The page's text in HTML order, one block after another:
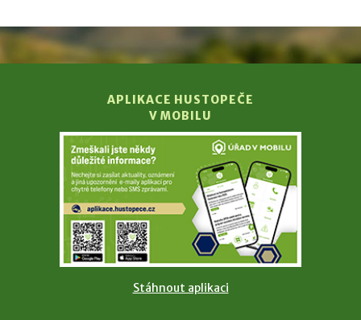
APLIKACE HUSTOPEČE
V MOBILU
Stáhnout aplikaci